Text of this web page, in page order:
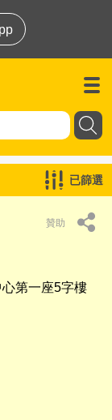
已篩選
贊助
第一座5字樓